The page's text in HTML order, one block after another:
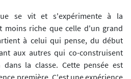
se vit et s'expérimente à la
moins riche que celle d'un grand
à celui qui pense, du début
aux autres qui co-construisent
la classe. Cette pensée est
première. C'est une expérience